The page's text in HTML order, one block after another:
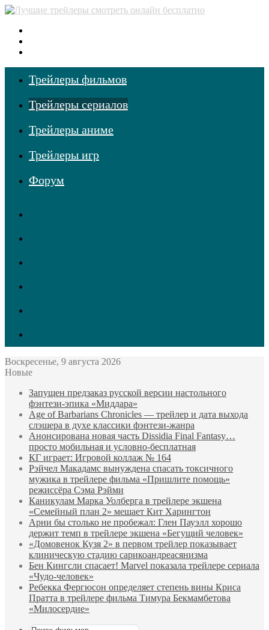
Трейлеры фильмов
Трейлеры сериалов
Трейлеры аниме
Трейлеры игр
Форум
Воскресенье, 9 августа 2026
Новые
Запущен предзаказ русской версии настольного
фэнтези-эпика «Миддара»
Age of Barbarians Chronicles — трейлер и дата выхода
слэшера в духе классики фэнтези-жанра
Анонсирована новая часть Dissidia Final Fantasy…
просто мобильная и условно-бесплатная
КГ играет: Игровой коллаж № 164
Рэйчел Макадамс вынуждена спасать токсичного
мужика в трейлере фильма «Пришлите помощь»
режиссёра Сэма Рэйми
Каникулам Марка Уолберга в трейлере экшена
«Семейный план 2» мешает Кит Харингтон
Арни бы столько не пробежал: Глен Пауэлл хорошо
держит темп в трейлере экшена «Бегущий человек»
«Домовенок Кузя 2» в первом трейлер показывает
клиническую стадию сарикоандреасянизма
Бен Кингсли спасает! Marvel показала трейлере сериала
«Чудо-человек»
Ребекка Фергюсон определяет степень вины Криса
Пратта в трейлере фильма Тимура Бекмамбетова
«Милосердие»